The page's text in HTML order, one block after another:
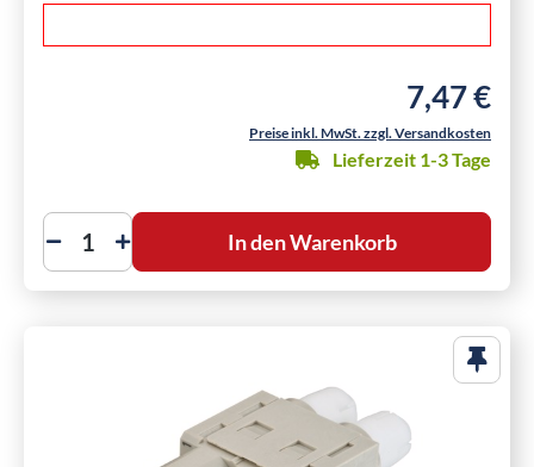
Regulärer
7,47 €
Preise inkl. MwSt. zzgl. Versandkosten
Lieferzeit 1-3 Tage
In den Warenkorb